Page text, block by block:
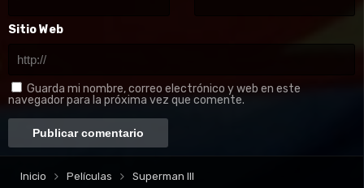
Sitio Web
Guarda mi nombre, correo electrónico y web en este
navegador para la próxima vez que comente.
Inicio Películas Superman III